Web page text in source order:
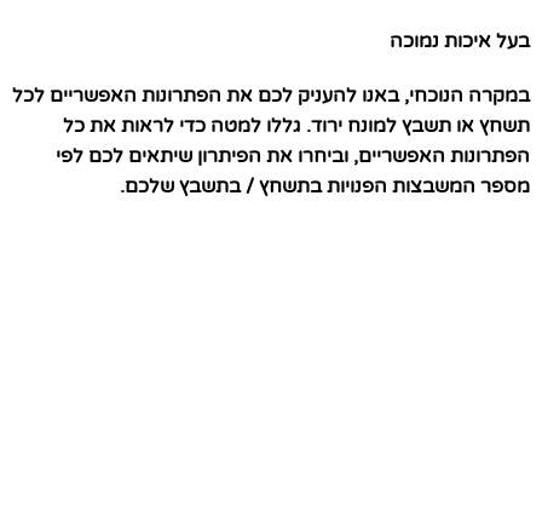
בעל איכות נמוכה
במקרה הנוכחי, באנו להעניק לכם את הפתרונות האפשריים לכל
תשחץ או תשבץ למונח ירוד. גללו למטה כדי לראות את כל
הפתרונות האפשריים, וביחרו את הפיתרון שיתאים לכם לפי
מספר המשבצות הפנויות בתשחץ / בתשבץ שלכם.